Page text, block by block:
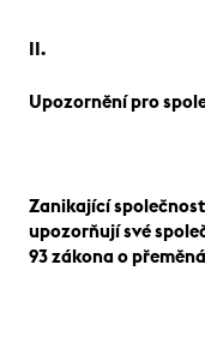
II.
Upozornění pro
Zanikající
upozorňují své
93 zákona o